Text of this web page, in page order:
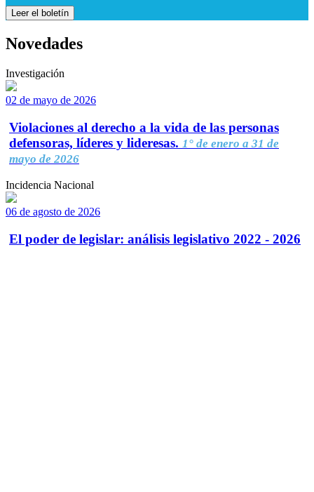
Leer el boletín
Novedades
Investigación
02 de mayo de 2026
Violaciones al derecho a la vida de las personas
defensoras, líderes y lideresas. 1° de enero a 31 de
mayo de 2026
Incidencia Nacional
06 de agosto de 2026
El poder de legislar: análisis legislativo 2022 - 2026